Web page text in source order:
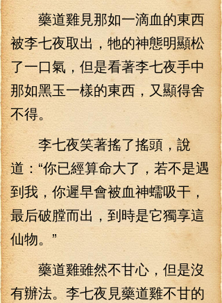
藥道雞見那如一滴血的東西
被李七夜取出，牠的神態明顯松
了一口氣，但是看著李七夜手中
那如黑玉一樣的東西，又顯得舍
不得。
李七夜笑著搖了搖頭，說
道：“你已經算命大了，若不是遇
到我，你遲早會被血神蠕吸干，
最后破膛而出，到時是它獨享這
仙物。”
藥道雞雖然不甘心，但是沒
有辦法。李七夜見藥道雞不甘的